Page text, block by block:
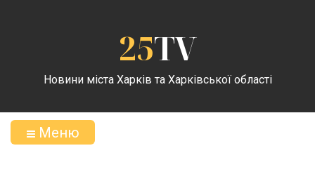
25TV
Новини міста Харків та Харківської області
Меню